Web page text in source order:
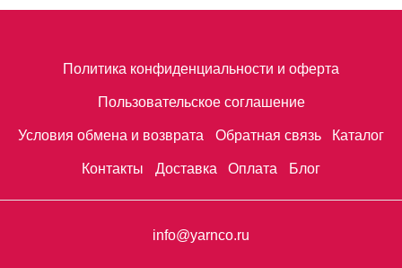
Политика конфиденциальности и оферта
Пользовательское соглашение
Условия обмена и возврата Обратная связь Каталог
Контакты Доставка Оплата Блог
info@yarnco.ru